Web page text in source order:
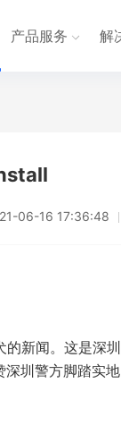
产品服务 解
06-16 17:36:48
新闻。这是深
圳警方脚踏实